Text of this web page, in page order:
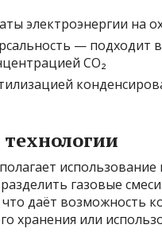
электроэнергии на
—
CO₂
газовые
даёт возможность
хранения или